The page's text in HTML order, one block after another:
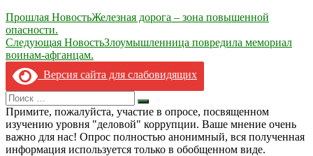
Навигация
по
записям
Прошлая НовостьЖелезная дорога – зона повышенной
опасности.
Следующая НовостьЗлоумышленница повредила мемориал
воинам-афганцам.
Версия сайта для слабовидящих
Search
for:
Искать
Примите, пожалуйста, участие в опросе, посвященном
изучению уровня "деловой" коррупции. Ваше мнение очень
важно для нас! Опрос полностью анонимный, вся полученная
информация используется только в обобщенном виде.